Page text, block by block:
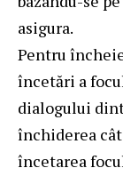
asigura.
Pentru
încetări a
dialogului
închiderea
încetarea